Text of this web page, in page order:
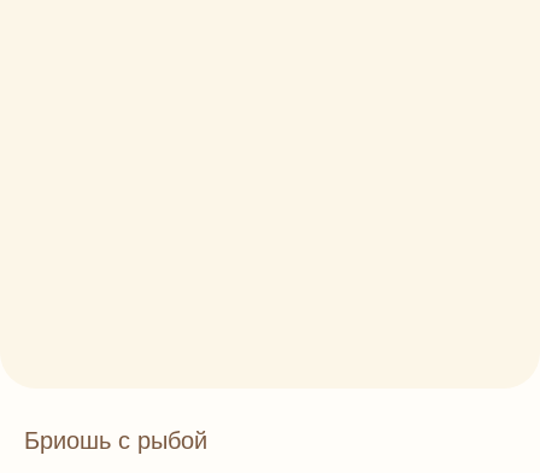
Бриошь с рыбой